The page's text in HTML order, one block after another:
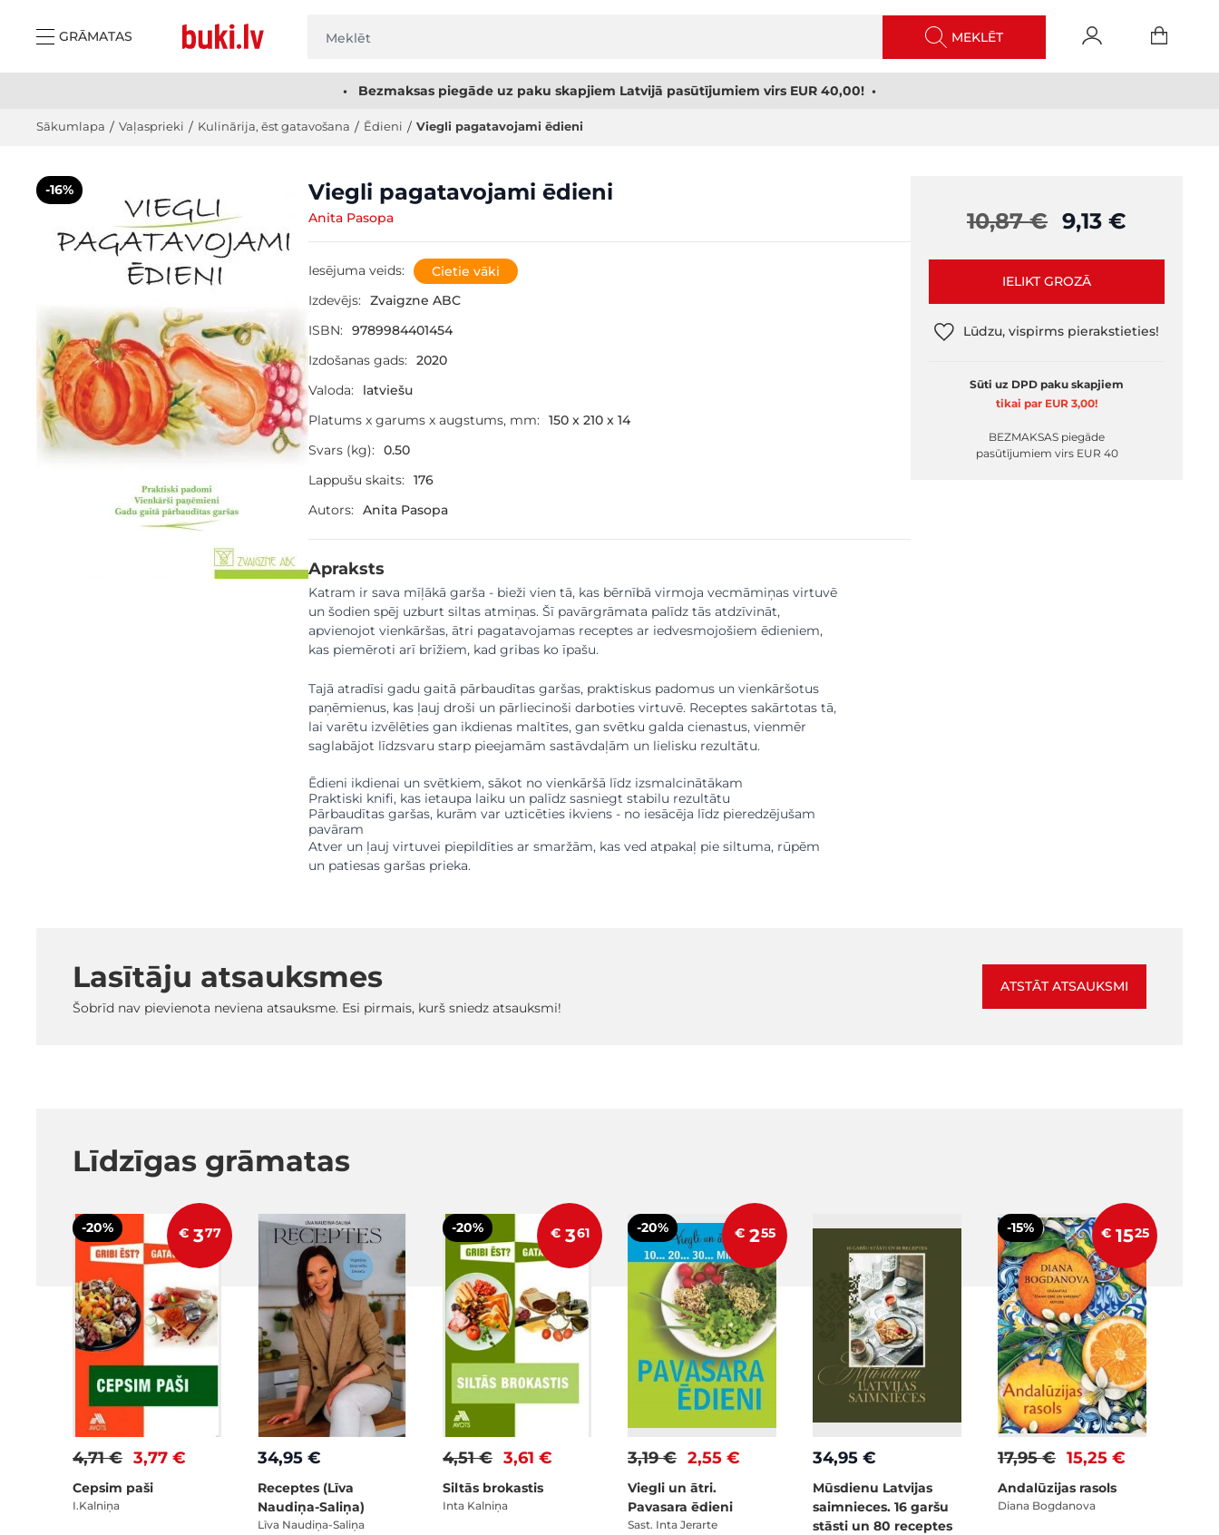
GRĀMATAS
MEKLĒT
• Bezmaksas piegāde uz paku skapjiem Latvijā pasūtījumiem virs EUR 40,00! •
Sākumlapa / Vaļasprieki / Kulinārija, ēst gatavošana / Ēdieni / Viegli pagatavojami ēdieni
-16%
Main image
Click to view image in fullscreen Viegli pagatavojami ēdieni
Anita Pasopa
Iesējuma veids:
Cietie vāki
Izdevējs:
Zvaigzne ABC
ISBN:
9789984401454
Izdošanas gads:
2020
Valoda:
latviešu
Platums x garums x augstums, mm:
150 x 210 x 14
Svars (kg):
0.50
Lappušu skaits:
176
Autors:
Anita Pasopa
Apraksts
Katram ir sava mīļākā garša - bieži vien tā, kas bērnībā virmoja vecmāmiņas virtuvē
un šodien spēj uzburt siltas atmiņas. Šī pavārgrāmata palīdz tās atdzīvināt,
apvienojot vienkāršas, ātri pagatavojamas receptes ar iedvesmojošiem ēdieniem,
kas piemēroti arī brīžiem, kad gribas ko īpašu.
Tajā atradīsi gadu gaitā pārbaudītas garšas, praktiskus padomus un vienkāršotus
paņēmienus, kas ļauj droši un pārliecinoši darboties virtuvē. Receptes sakārtotas tā,
lai varētu izvēlēties gan ikdienas maltītes, gan svētku galda cienastus, vienmēr
saglabājot līdzsvaru starp pieejamām sastāvdaļām un lielisku rezultātu.
Ēdieni ikdienai un svētkiem, sākot no vienkāršā līdz izsmalcinātākam
Praktiski knifi, kas ietaupa laiku un palīdz sasniegt stabilu rezultātu
Pārbaudītas garšas, kurām var uzticēties ikviens - no iesācēja līdz pieredzējušam
pavāram
Atver un ļauj virtuvei piepildīties ar smaržām, kas ved atpakaļ pie siltuma, rūpēm
un patiesas garšas prieka.
10,87 € 9,13 €
IELIKT GROZĀ
Lūdzu, vispirms pierakstieties!
Sūti uz DPD paku skapjiem
tikai par EUR 3,00!
BEZMAKSAS piegāde
pasūtījumiem virs EUR 40
Lasītāju atsauksmes
Šobrīd nav pievienota neviena atsauksme. Esi pirmais, kurš sniedz atsauksmi!
ATSTĀT ATSAUKSMI
Līdzīgas grāmatas
-20% € 377
3,77 €
4,71 €
Cepsim paši
I.Kalniņa
34,95 €
Receptes (Līva
Naudiņa-Saliņa)
Līva Naudiņa-Saliņa
-20% € 361
3,61 €
4,51 €
Siltās brokastis
Inta Kalniņa
-20% € 255
2,55 €
3,19 €
Viegli un ātri.
Pavasara ēdieni
Sast. Inta Jerarte
34,95 €
Mūsdienu Latvijas
saimnieces. 16 garšu
stāsti un 80 receptes
-15% € 1525
15,25 €
17,95 €
Andalūzijas rasols
Diana Bogdanova